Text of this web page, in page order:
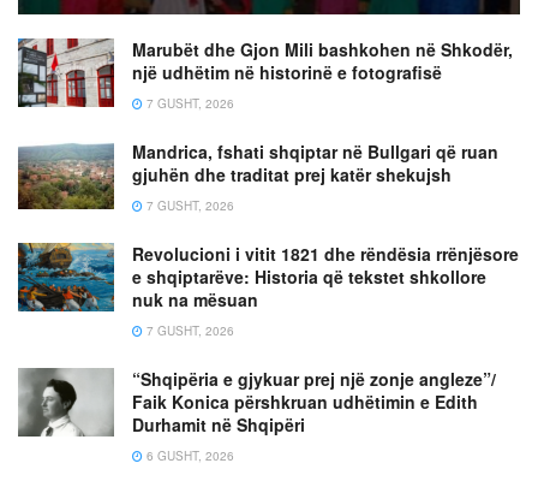
Marubët dhe Gjon Mili bashkohen në Shkodër,
një udhëtim në historinë e fotografisë
7 GUSHT, 2026
Mandrica, fshati shqiptar në Bullgari që ruan
gjuhën dhe traditat prej katër shekujsh
7 GUSHT, 2026
Revolucioni i vitit 1821 dhe rëndësia rrënjësore
e shqiptarëve: Historia që tekstet shkollore
nuk na mësuan
7 GUSHT, 2026
“Shqipëria e gjykuar prej një zonje angleze”/
Faik Konica përshkruan udhëtimin e Edith
Durhamit në Shqipëri
6 GUSHT, 2026